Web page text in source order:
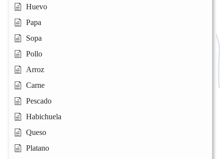
Huevo
Papa
Sopa
Pollo
Arroz
Carne
Pescado
Habichuela
Queso
Platano